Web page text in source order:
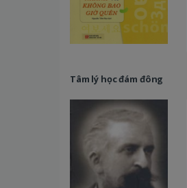
Tâm lý học đám đông